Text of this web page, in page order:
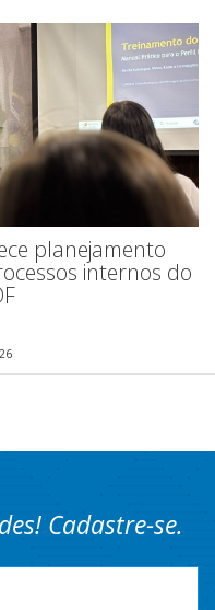
planejamento
internos do
Cadastre-se.